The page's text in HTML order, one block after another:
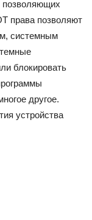
позволяющих
права позволяют
системным
блокировать
другое.
устройства